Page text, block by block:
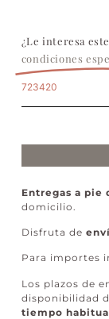
¿Le interesa
condiciones
723420
Entregas a pie
domicilio.
Disfruta de
Para importes
Los plazos de
disponibilidad
tiempo